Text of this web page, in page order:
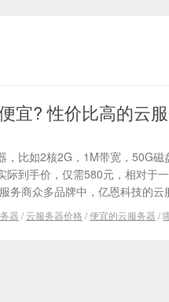
宜? 性价比高的云
，比如2核2G，1M带宽，50G
际到手价，仅需580元，相对于
务商众多品牌中，亿恩科技的云
器 / 云服务器价格 /便宜的云服务器 /